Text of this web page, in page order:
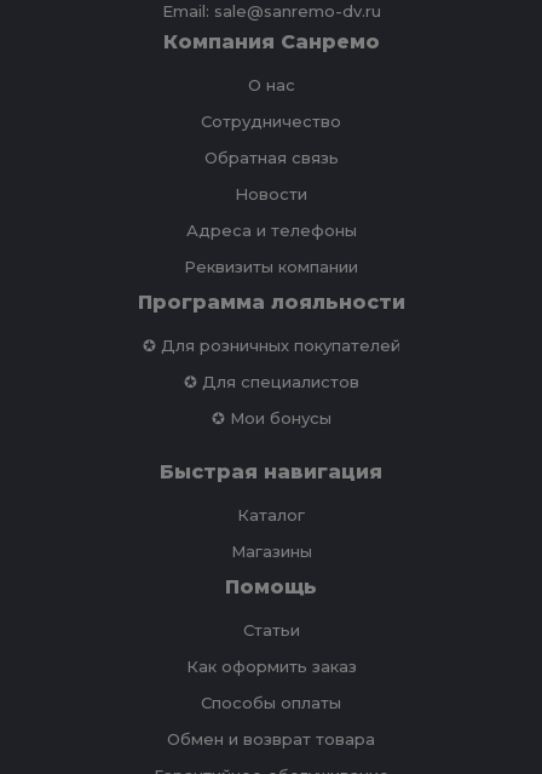
Email: sale@sanremo-dv.ru
Компания Санремо
О нас
Сотрудничество
Обратная связь
Новости
Адреса и телефоны
Реквизиты компании
Программа лояльности
✪ Для розничных покупателей
✪ Для специалистов
✪ Мои бонусы
Быстрая навигация
Каталог
Магазины
Помощь
Статьи
Как оформить заказ
Способы оплаты
Обмен и возврат товара